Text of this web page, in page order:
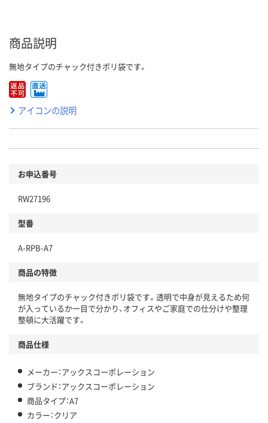
商品説明
無地タイプのチャック付きポリ袋です。
アイコンの説明
お申込番号
RW27196
型番
A-RPB-A7
商品の特徴
無地タイプのチャック付きポリ袋です。透明で中身が見えるため何
が入っているか一目で分かり、オフィスやご家庭での仕分けや整理
整頓に大活躍です。
商品仕様
メーカー：アックスコーポレーション
ブランド：アックスコーポレーション
商品タイプ：A7
カラー：クリア